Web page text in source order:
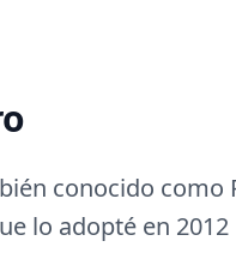
conocido como
lo adopté en 2012